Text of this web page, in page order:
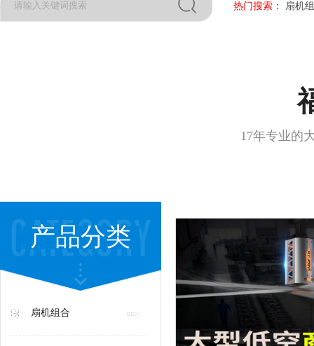
热门搜索： 扇机
17年专业的
产品分类
扇机组合